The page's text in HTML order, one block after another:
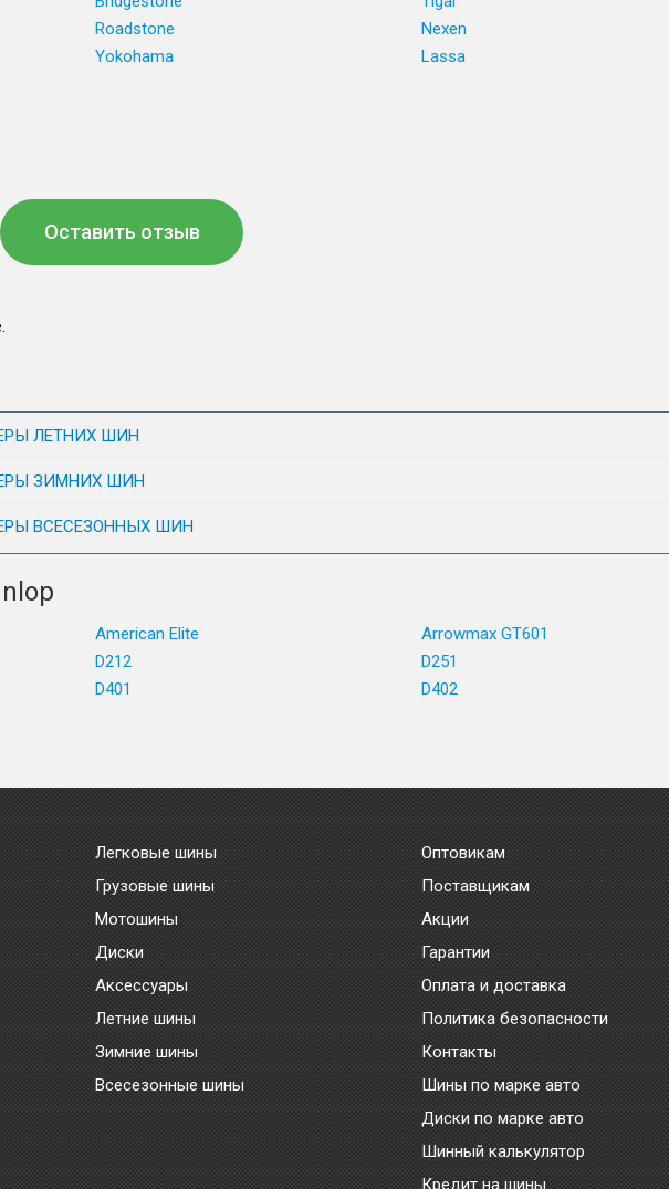
Roadstone Nexen
Yokohama Lassa
Оставить отзыв
ЛЕТНИХ ШИН
ЗИМНИХ ШИН
ВСЕСЕЗОННЫХ ШИН
American Elite Arrowmax GT601
D212 D251
D401 D402
Легковые шины
Грузовые шины
Мотошины
Диски
Аксессуары
Летние шины
Зимние шины
Всесезонные шины
Оптовикам
Поставщикам
Акции
Гарантии
Оплата и доставка
Политика безопасности
Контакты
Шины по марке авто
Диски по марке авто
Шинный калькулятор
Кредит на шины